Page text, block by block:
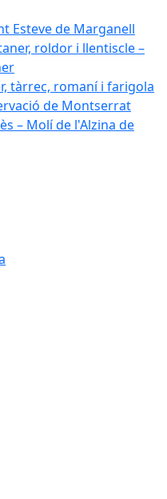
Esteve de Marganell
roldor i llentiscle –
tàrrec, romaní i farigola
de Montserrat
– Molí de l'Alzina de